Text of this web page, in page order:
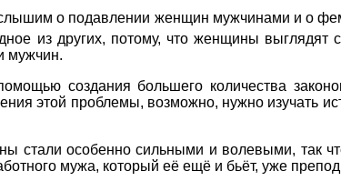
о подавлении женщин мужчинами и о
из других, потому, что женщины
мужчин.
создания большего количества
этой проблемы, возможно, нужно изучать
стали особенно сильными и волевыми, так
мужа, который её ещё и бьёт, уже